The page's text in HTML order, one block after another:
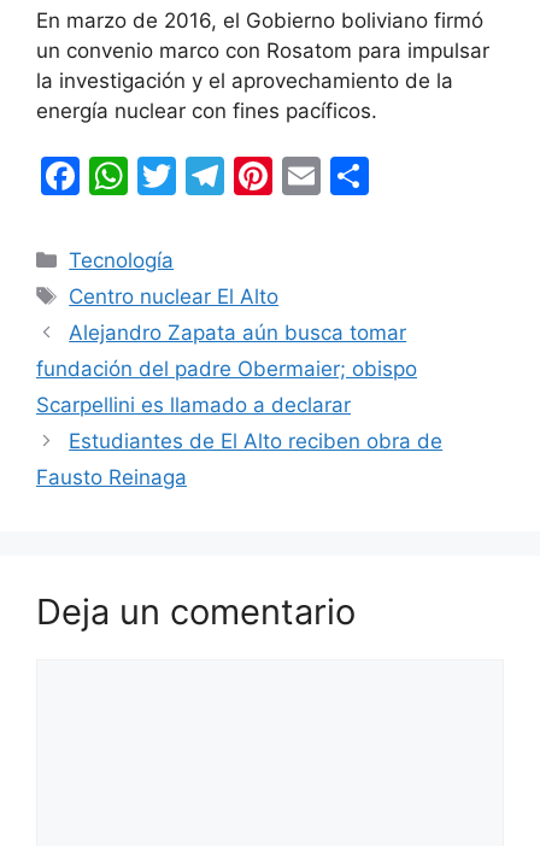
En marzo de 2016, el Gobierno boliviano firmó
un convenio marco con Rosatom para impulsar
la investigación y el aprovechamiento de la
energía nuclear con fines pacíficos.
F
c
e
b
o
o
k
W
at
s
A
p
p
T
er
T
gr
a
m
Pi
e
st
E
ar
tir
Categorías
Tecnología
Etiquetas
Centro nuclear El Alto
Alejandro Zapata aún busca tomar
fundación del padre Obermaier; obispo
Scarpellini es llamado a declarar
Estudiantes de El Alto reciben obra de
Fausto Reinaga
Deja un comentario